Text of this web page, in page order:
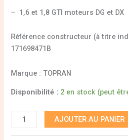
– 1,6 et 1,8 GTI moteurs DG et DX
Référence constructeur (à titre
171698471B
Marque : TOPRAN
Disponibilité : 2 en stock (peut
AJOUTER AU PANIER